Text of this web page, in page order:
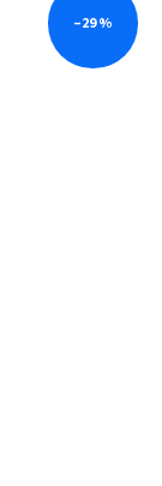
–29 %